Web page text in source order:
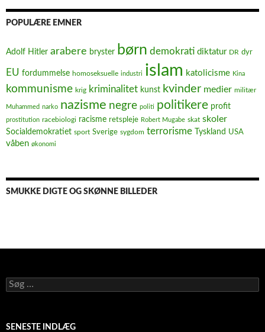
POPULÆRE EMNER
Adolf Hitler arabere bryster børn demokrati diktatur DR dyr
EU fordummelse homoseksuelle industri islam katolicisme Kina
kommunisme krig kriminalitet kunst kvinder medier militær
Muhammed narko nazisme negre politi politikere profit
prostitution racebiologi racisme retspleje Robert Mugabe skat skoler
Socialdemokratiet sport Sverige sygdom terrorisme Tyskland USA
våben økonomi
SMUKKE DIGTE OG SKØNNE BILLEDER
Søg
efter:
SENESTE INDLÆG